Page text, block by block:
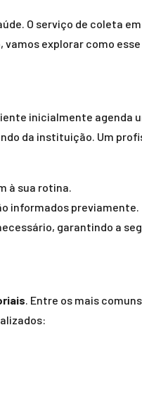
O serviço de coleta
explorar como
inicialmente agenda
da instituição. Um
à sua rotina.
informados previamente.
garantindo a
. Entre os mais